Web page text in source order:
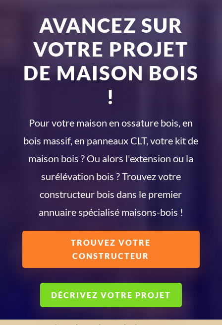
AVANCEZ SUR
VOTRE PROJET
DE MAISON BOIS
!
Pour votre maison en ossature bois, en
bois massif, en panneaux CLT, votre kit de
maison bois ? Ou alors l'extension ou la
surélévation bois ? Trouvez votre
constructeur bois dans le premier
annuaire spécialisé maisons-bois !
TROUVEZ VOTRE
CONSTRUCTEUR
DÉCRIVEZ VOTRE PROJET